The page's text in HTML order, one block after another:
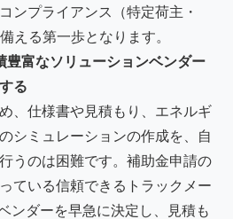
ンプライアンス（特定荷主・
える第一歩となります。
豊富なソリューションベンダー
る
、仕様書や見積もり、エネルギ
シミュレーションの作成を、自
うのは困難です。補助金申請の
ている信頼できるトラックメー
ンダーを早急に決定し、見積も